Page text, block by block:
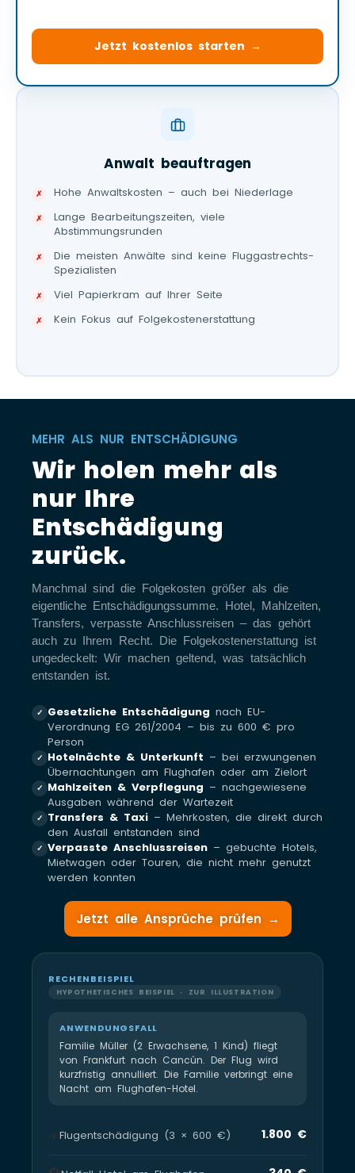
Jetzt kostenlos starten →
Anwalt beauftragen
Hohe Anwaltskosten – auch bei Niederlage
Lange Bearbeitungszeiten, viele
Abstimmungsrunden
Die meisten Anwälte sind keine Fluggastrechts-
Spezialisten
Viel Papierkram auf Ihrer Seite
Kein Fokus auf Folgekostenerstattung
MEHR ALS NUR ENTSCHÄDIGUNG
Wir holen mehr als
nur Ihre
Entschädigung
zurück.
Manchmal sind die Folgekosten größer als die
eigentliche Entschädigungssumme. Hotel, Mahlzeiten,
Transfers, verpasste Anschlussreisen – das gehört
auch zu Ihrem Recht. Die Folgekostenerstattung ist
ungedeckelt: Wir machen geltend, was tatsächlich
entstanden ist.
✓ Gesetzliche Entschädigung nach EU-
Verordnung EG 261/2004 – bis zu 600 € pro
Person
✓ Hotelnächte & Unterkunft – bei erzwungenen
Übernachtungen am Flughafen oder am Zielort
✓ Mahlzeiten & Verpflegung – nachgewiesene
Ausgaben während der Wartezeit
✓ Transfers & Taxi – Mehrkosten, die direkt durch
den Ausfall entstanden sind
✓ Verpasste Anschlussreisen – gebuchte Hotels,
Mietwagen oder Touren, die nicht mehr genutzt
werden konnten
Jetzt alle Ansprüche prüfen →
RECHENBEISPIEL
HYPOTHETISCHES BEISPIEL · ZUR ILLUSTRATION
ANWENDUNGSFALL
Familie Müller (2 Erwachsene, 1 Kind) fliegt
von Frankfurt nach Cancún. Der Flug wird
kurzfristig annulliert. Die Familie verbringt eine
Nacht am Flughafen-Hotel.
✈️Flugentschädigung (3 × 600 €) 1.800 €